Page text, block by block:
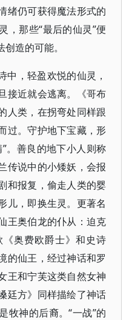
绪仍可获得魔法形式的
，那些“最后的仙灵”便
造的可能。
中，轻盈欢悦的仙灵，
接近就会逃离。《哥布
人类，在拐弯处同样跟
过。守护地下宝藏，形
。善良的地下小人则称
传说中的小矮妖，会报
和报复，偷走人类的婴
儿，即换生灵。更著名
王奥伯龙的仆从：迫克
奥费欧爵士》和史诗
的仙王，经过神话和罗
王和宁芙这类自然女神
廷方》同样描绘了神话
牧神的后裔。“一战”的